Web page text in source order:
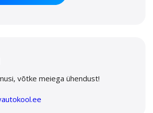
võtke meiega ühendust!